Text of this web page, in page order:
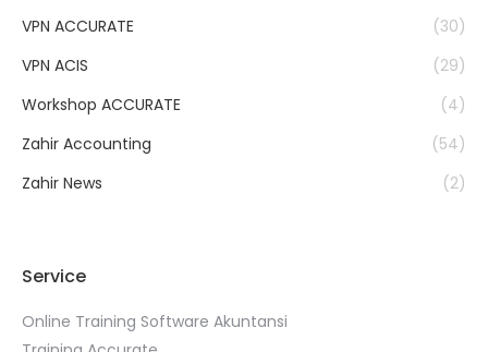
VPN ACCURATE
(30)
VPN ACIS
(29)
Workshop ACCURATE
(4)
Zahir Accounting
(54)
Zahir News
(2)
Service
Online Training Software Akuntansi